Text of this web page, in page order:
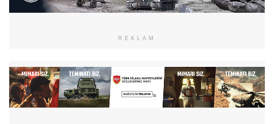
REKLAM